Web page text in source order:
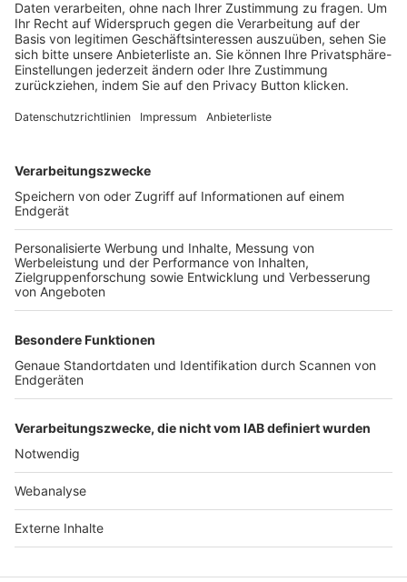
Trainerbörse
Login SpielPlus
FOLGE DEM BFV
TOP-VEREINE
TOP-PARTNER
Nutzungsbedingungen Datenschutz Impressum